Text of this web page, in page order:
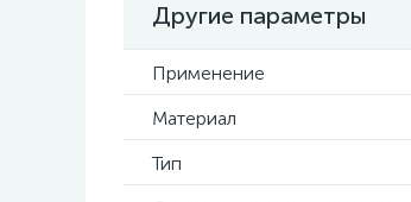
Другие параметры
Применение
Материал
Тип